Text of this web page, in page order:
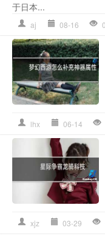
于日本...
aj‌ 08-16 0
lhx 06-14
xjz 03-29